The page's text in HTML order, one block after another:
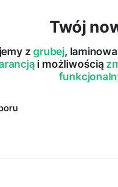
Twój
z grubej,
i możliwością